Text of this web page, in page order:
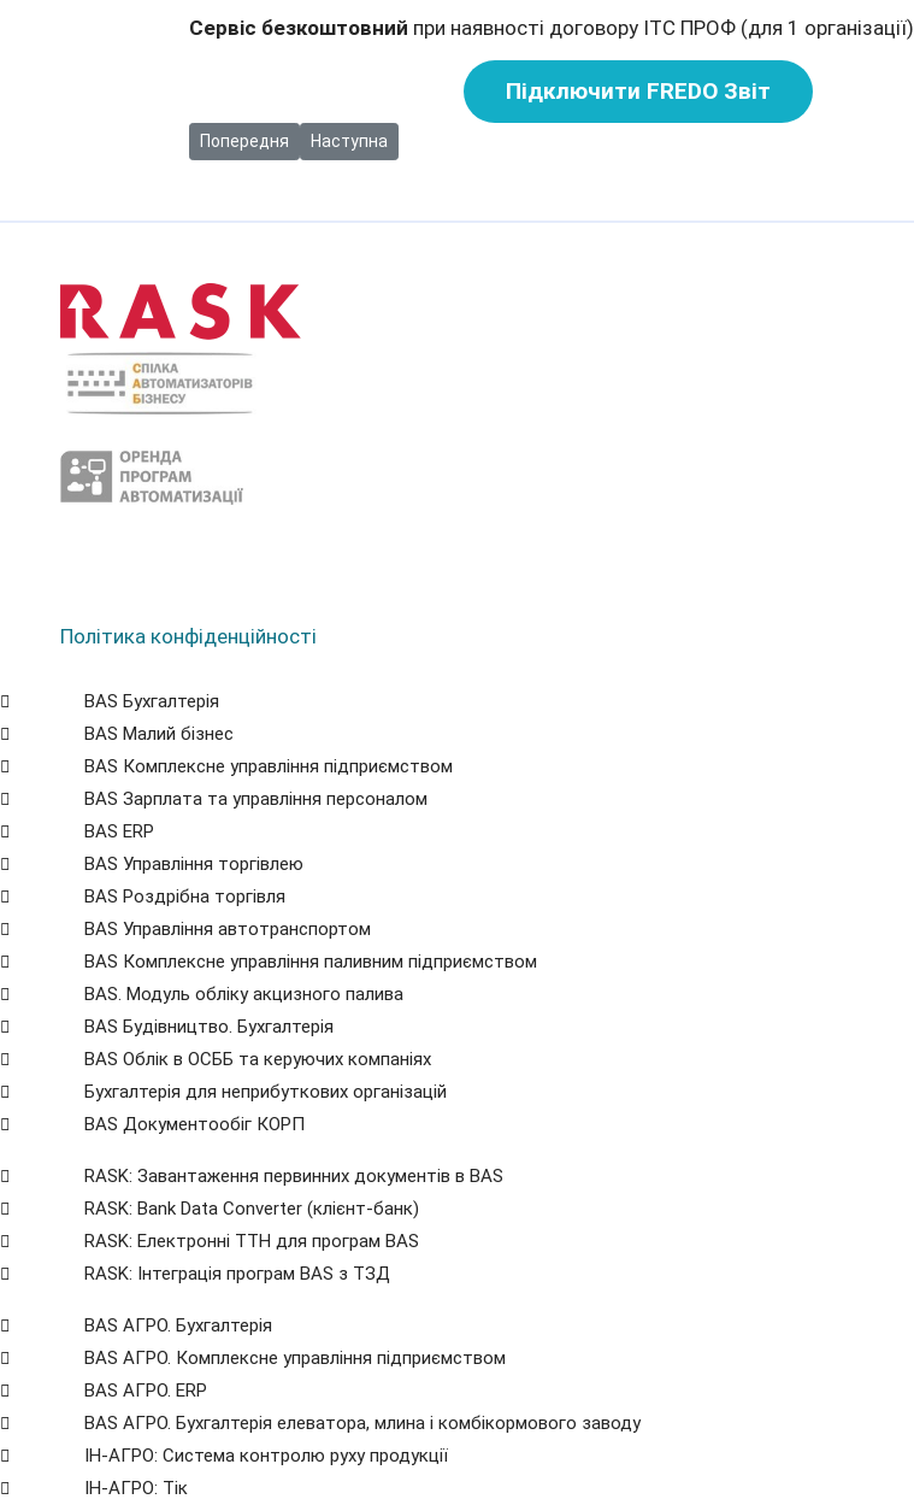
Сервіс безкоштовний при наявності договору ІТС ПРОФ (для 1 організації)
Підключити FREDO Звіт
Попередня стаття: Відео: Як вивантажити об’єднану звітність з ПДФО та ЄСВ у M.E.Doc
Попередня Наступна стаття: Вийшла фінальна версія редакції 2.5 програми BAS ERP
Наступна
Політика конфіденційності
BAS Бухгалтерія
BAS Малий бізнес
BAS Комплексне управління підприємством
BAS Зарплата та управління персоналом
BAS ERP
BAS Управління торгівлею
BAS Роздрібна торгівля
BAS Управління автотранспортом
BAS Комплексне управління паливним підприємством
BAS. Модуль обліку акцизного палива
BAS Будівництво. Бухгалтерія
BAS Облік в ОСББ та керуючих компаніях
Бухгалтерія для неприбуткових організацій
BAS Документообіг КОРП
RASK: Завантаження первинних документів в BAS
RASK: Bank Data Сonverter (клієнт-банк)
RASK: Електронні ТТН для програм BAS
RASK: Інтеграція програм BAS з ТЗД
BAS АГРО. Бухгалтерія
BAS АГРО. Комплексне управління підприємством
BAS АГРО. ERP
BAS АГРО. Бухгалтерія елеватора, млина і комбікормового заводу
ІН-АГРО: Система контролю руху продукції
ІН-АГРО: Тік